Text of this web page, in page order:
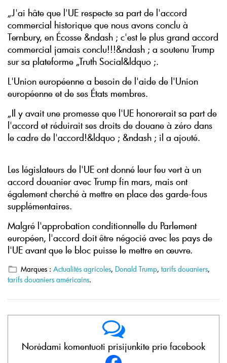
„J'ai hâte que l'UE respecte sa part de l'accord
commercial historique que nous avons conclu à
Ternbury, en Écosse &ndash ; c'est le plus grand accord
commercial jamais conclu!!!&ndash ; a soutenu Trump
sur sa plateforme „Truth Social&ldquo ;.
L'Union européenne a besoin de l'aide de l'Union
européenne et de ses États membres.
„Il y avait une promesse que l'UE honorerait sa part de
l'accord et réduirait ses droits de douane à zéro dans
le cadre de l'accord!&ldquo ; &ndash ; il a ajouté.
Les législateurs de l'UE ont donné leur feu vert à un
accord douanier avec Trump fin mars, mais ont
également cherché à mettre en place des garde-fous
supplémentaires.
Malgré l'approbation conditionnelle du Parlement
européen, l'accord doit être négocié avec les pays de
l'UE avant que le bloc puisse le mettre en œuvre.
Marques : Actualités agricoles, Donald Trump, tarifs douaniers,
tarifs douaniers américains.
Norėdami komentuoti prisijunkite prie facebook